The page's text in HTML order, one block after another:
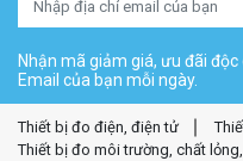
Nhận mã giảm giá, ưu đãi độc
Email của bạn mỗi ngày.
Thiết bị đo điện, điện tử
Thiết bị đo môi trường, chất